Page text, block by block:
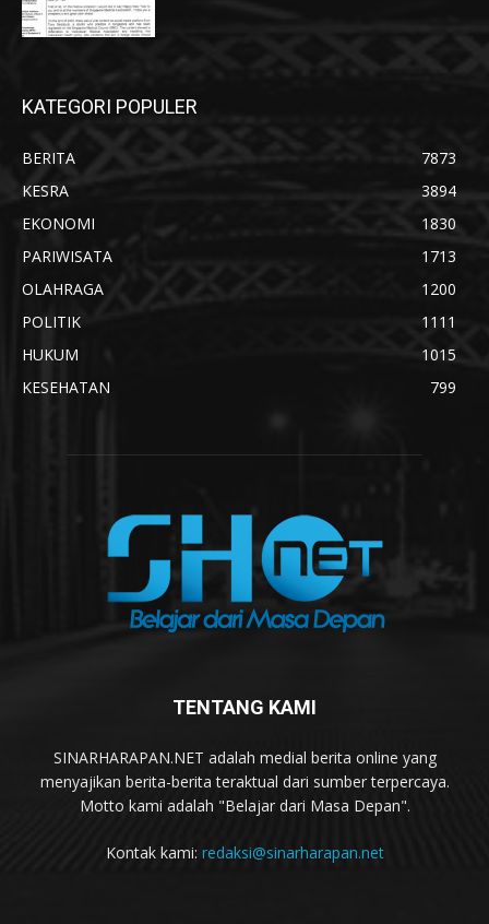
KATEGORI POPULER
BERITA
7873
KESRA
3894
EKONOMI
1830
PARIWISATA
1713
OLAHRAGA
1200
POLITIK
1111
HUKUM
1015
KESEHATAN
799
TENTANG KAMI
SINARHARAPAN.NET adalah medial berita online yang
menyajikan berita-berita teraktual dari sumber terpercaya.
Motto kami adalah "Belajar dari Masa Depan".
Kontak kami: redaksi@sinarharapan.net